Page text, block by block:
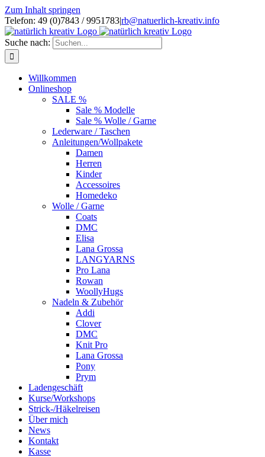
Zum Inhalt springen
Telefon: 49 (0)7843 / 9951783|rb@natuerlich-kreativ.info
Suche nach:
Willkommen
Onlineshop
SALE %
Sale % Modelle
Sale % Wolle / Garne
Lederware / Taschen
Anleitungen/Wollpakete
Damen
Herren
Kinder
Accessoires
Homedeko
Wolle / Garne
Coats
DMC
Elisa
Lana Grossa
LANGYARNS
Pro Lana
Rowan
WoollyHugs
Nadeln & Zubehör
Addi
Clover
DMC
Knit Pro
Lana Grossa
Pony
Prym
Ladengeschäft
Kurse/Workshops
Strick-/Häkelreisen
Über mich
News
Kontakt
Kasse